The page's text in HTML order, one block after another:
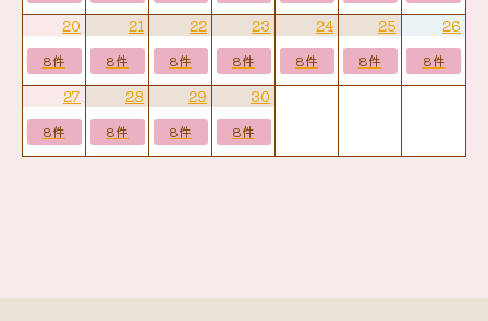
20
8件
21
8件
22
8件
23
8件
24
8件
25
8件
26
8件
27
8件
28
8件
29
8件
30
8件